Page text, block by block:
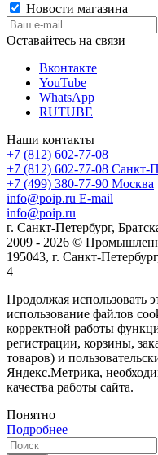
Новости магазина
Оставайтесь на связи
Вконтакте
YouTube
WhatsApp
RUTUBE
Наши контакты
+7 (812) 602-77-08
+7 (812) 602-77-08 Санкт-
+7 (499) 380-77-90 Москва
info@poip.ru E-mail
info@poip.ru
г. Санкт-Петербург,
2009 - 2026 ©
195043, г. Санкт-
4
Продолжая использовать
использование файлов
корректной работы
регистрации, корзины,
товаров) и
Яндекс.Метрика,
качества работы сайта.
Понятно
Подробнее